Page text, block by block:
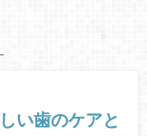
い歯のケアと